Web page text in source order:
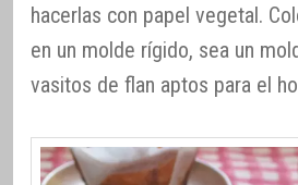
hacerlas con papel vegetal.
en un molde rígido, sea un
vasitos de flan aptos para el